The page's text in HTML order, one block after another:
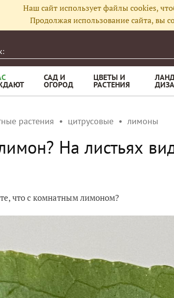
Наш сайт использует файлы cookies,
Продолжая использование сайта, вы
САД И
ОГОРОД
ЦВЕТЫ И
РАСТЕНИЯ
растения цитрусовые лимоны
На листьях
что с комнатным лимоном?